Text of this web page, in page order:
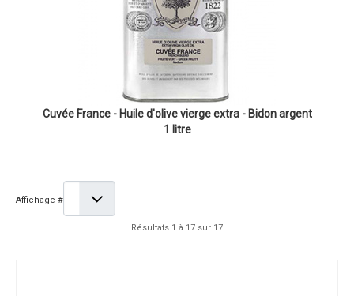
Cuvée France - Huile d'olive vierge extra - Bidon argent
1 litre
Affichage #
Résultats 1 à 17 sur 17